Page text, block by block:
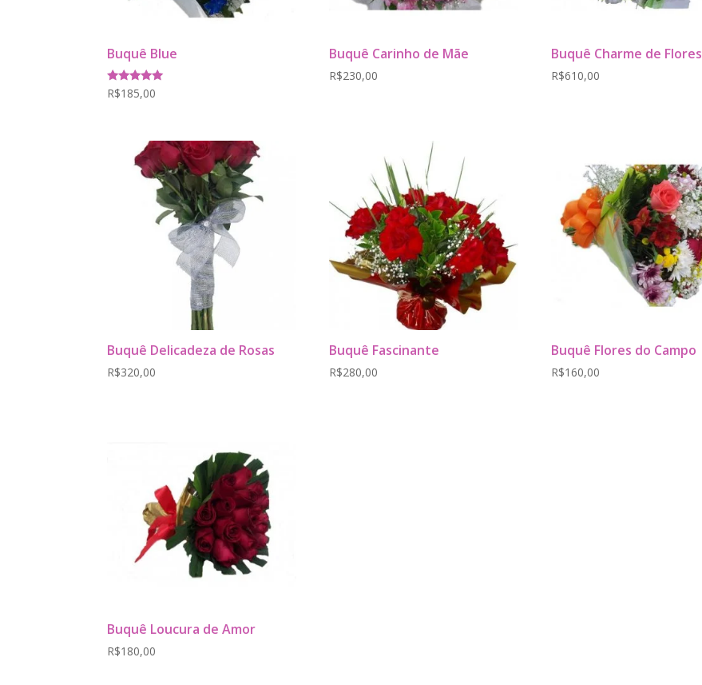
Buquê Blue
Avaliação
5.00
R$185,00
Buquê Carinho de Mãe
R$230,00
Buquê Charme de Flores
R$610,00
Buquê Delicadeza de Rosas
R$320,00
Buquê Fascinante
R$280,00
Buquê Flores do Campo
R$160,00
Buquê Loucura de Amor
R$180,00